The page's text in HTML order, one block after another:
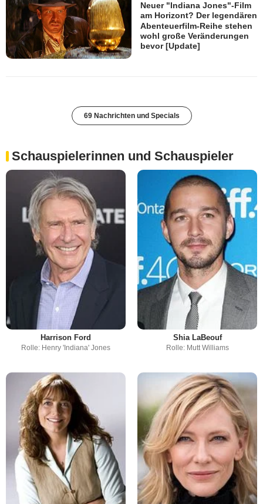
Neuer "Indiana Jones"-Film
am Horizont? Der legendären
Abenteuerfilm-Reihe stehen
wohl große Veränderungen
bevor [Update]
69 Nachrichten und Specials
Schauspielerinnen und Schauspieler
Harrison Ford
Rolle: Henry 'Indiana' Jones
Shia LaBeouf
Rolle: Mutt Williams